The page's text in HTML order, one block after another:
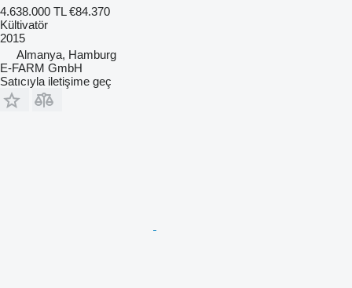
4.638.000 TL €84.370
Kültivatör
2015
Almanya, Hamburg
E-FARM GmbH
Satıcıyla iletişime geç